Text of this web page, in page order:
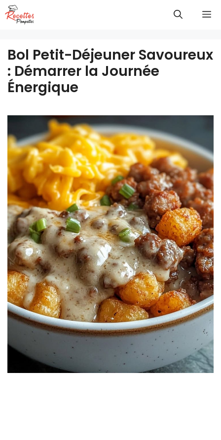
Aller
au
Bol Petit-Déjeuner Savoureux
: Démarrer la Journée
Énergique